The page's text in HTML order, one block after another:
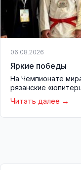
06.08.2026
Яркие победы
На Чемпионате
рязанские
Читать далее